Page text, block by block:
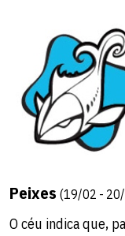
Peixes (19/02 -
O céu indica que,